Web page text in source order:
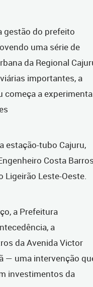
gestão do prefeito
uma série de
da Regional
importantes, a
começa a
estação-tubo Cajuru,
Costa
Ligeirão Leste-Oeste.
a Prefeitura
a
da Avenida Victor
— uma intervenção
investimentos da